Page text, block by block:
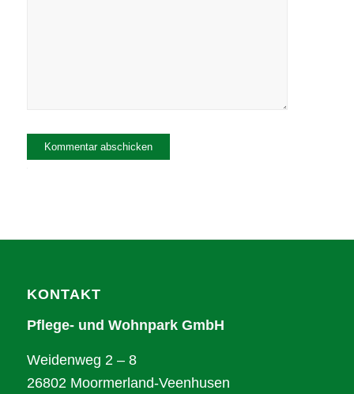
KONTAKT
Pflege- und Wohnpark GmbH
Weidenweg 2 – 8
26802 Moormerland-Veenhusen